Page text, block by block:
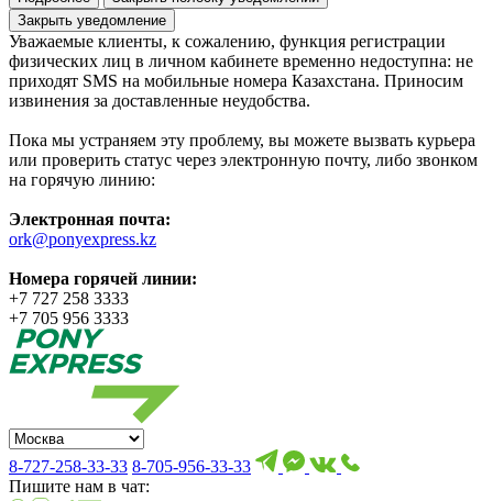
Закрыть уведомление
Уважаемые клиенты, к сожалению, функция регистрации
физических лиц в личном кабинете временно недоступна: не
приходят SMS на мобильные номера Казахстана. Приносим
извинения за доставленные неудобства.
Пока мы устраняем эту проблему, вы можете вызвать курьера
или проверить статус через электронную почту, либо звонком
на горячую линию:
Электронная почта:
ork@ponyexpress.kz
Номера горячей линии:
+7 727 258 3333
+7 705 956 3333
8-727-258-33-33 8-705-956-33-33
Пишите нам в чат: